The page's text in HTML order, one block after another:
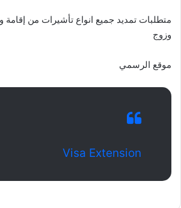
متطلبات تمديد جميع انواع تأشيرات من إقامة
وزوج
موقع الرسمي
Visa Extension